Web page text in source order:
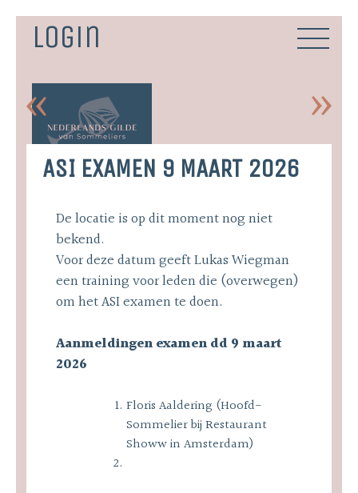
contentLogin
ASI EXAMEN 9 MAART 2026
De locatie is op dit moment nog niet
bekend.
Voor deze datum geeft Lukas Wiegman
een training voor leden die (overwegen)
om het ASI examen te doen.
Aanmeldingen examen dd 9 maart
2026
Floris Aaldering (Hoofd-
Sommelier bij Restaurant
Showw in Amsterdam)